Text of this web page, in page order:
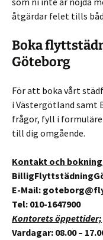
åtgärdar felet tills
Boka
Göteborg
För att boka vårt
i Västergötland samt
frågor, fyll i
till dig omgående.
Kontakt och
E-Mail:
Tel: 010-1647900
Kontorets öppettider;
Vardagar: 08.00 –